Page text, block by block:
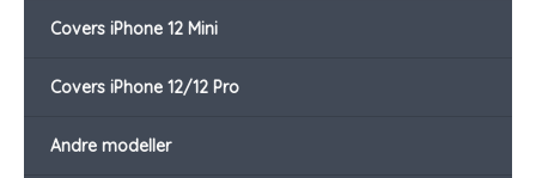
Covers iPhone 12 Mini
Covers iPhone 12/12 Pro
Andre modeller